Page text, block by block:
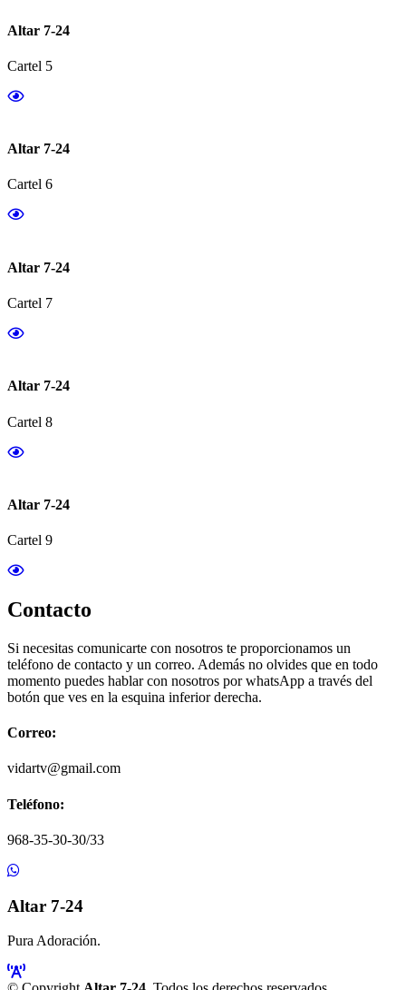
Altar 7-24
Cartel 5
Altar 7-24
Cartel 6
Altar 7-24
Cartel 7
Altar 7-24
Cartel 8
Altar 7-24
Cartel 9
Contacto
Si necesitas comunicarte con nosotros te proporcionamos un
teléfono de contacto y un correo. Además no olvides que en todo
momento puedes hablar con nosotros por whatsApp a través del
botón que ves en la esquina inferior derecha.
Correo:
vidartv@gmail.com
Teléfono:
968-35-30-30/33
Altar 7-24
Pura Adoración.